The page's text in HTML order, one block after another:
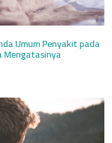
Umum Penyakit pada
Mengatasinya